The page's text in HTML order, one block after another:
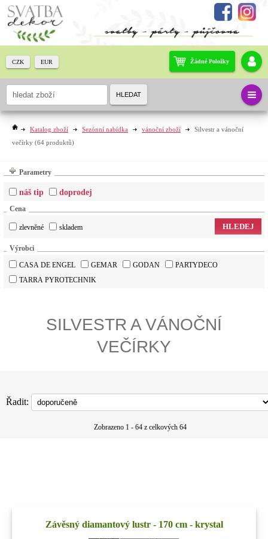
Katalog zboží Sezónní nabídka vánoční zboží
Silvestr a vánoční
večírky (64 produktů)
Parametry
náš tip doprodej
Cena
zlevněné skladem HLEDEJ
Výrobci
CASA DE ENGEL
GEMAR GODAN
PARTYDECO
TARRA PYROTECHNIK
SILVESTR A VÁNOČNÍ
VEČÍRKY
Řadit:
Zobrazeno 1 - 64 z celkových 64
Závěsný diamantový lustr - 170 cm - krystal
Žádné Položky
CZK EUR
HLEDAT